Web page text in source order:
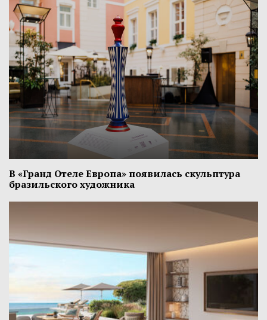
В «Гранд Отеле Европа» появилась скульптура
бразильского художника